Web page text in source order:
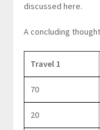
discussed here.
A concluding
Travel 1
70
20